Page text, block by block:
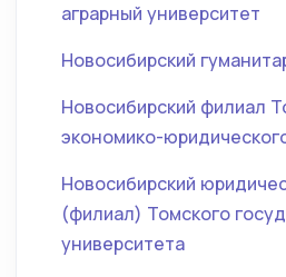
аграрный университет
Новосибирский
Новосибирский филиал
экономико-
Новосибирский
(филиал) Томского
университета